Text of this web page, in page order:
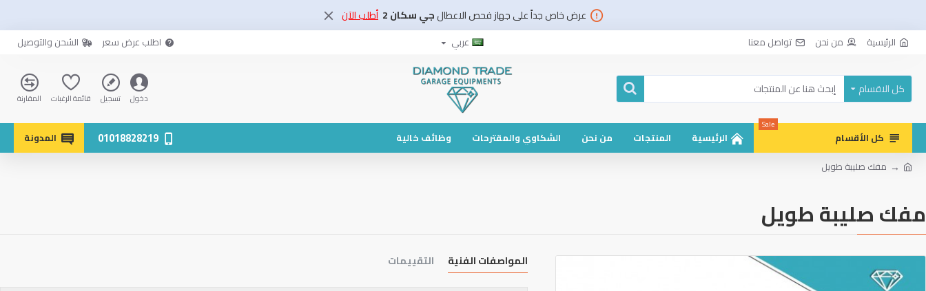
عرض خاص جداً على جهاز فحص الاعطالجي سكان 2 أطلب الآن
الرئيسية من نحن تواصل معنا عربي اطلب عرض سعر الشحن والتوصيل
كل الاقسام
دخول تسجيل قائمة الرغبات المقارنة
كل الأقسام
Sale
الرئيسية المنتجات من نحن الشكاوي والمقترحات وظائف خالية 01018828219
المدونة
مفك صليبة طويل
مفك صليبة طويل
المواصفات الفنية التقييمات